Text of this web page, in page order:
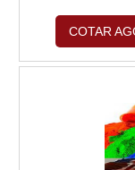
desejo é
contar
fim de
LASERA
em
COTAR